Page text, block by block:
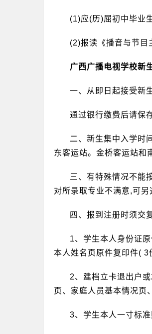
(1)应(历)屈初中毕业
(2)报读《播音与节目
广西广播电视学校新
一、从即日起接受新
通过银行缴费后请保
二、新生集中入学时
东客运站。金桥客运站和
三、有特殊情况不能
对所录取专业不满意,可另
四、报到注册时须交
1、学生本人身份证
本人姓名页原件复印件( 3
2、建档立卡退出户
页、家庭人员基本情况页
3、学生本人一寸标